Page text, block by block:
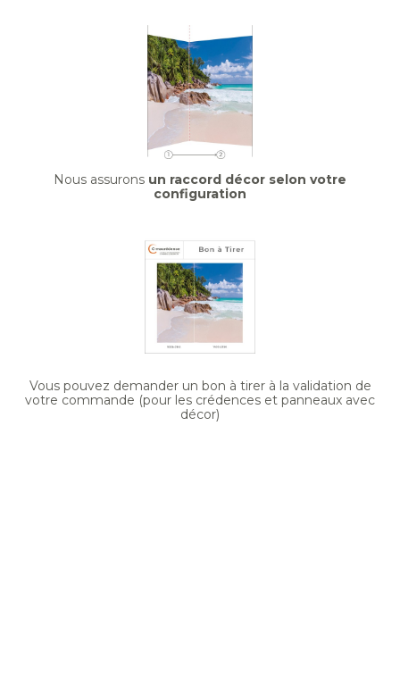
Nous assurons un raccord décor selon votre
configuration
Vous pouvez demander un bon à tirer à la validation de
votre commande (pour les crédences et panneaux avec
décor)